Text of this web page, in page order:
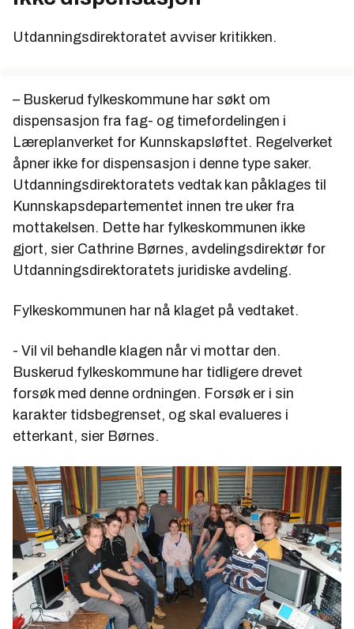
Utdanningsdirektoratet avviser kritikken.
– Buskerud fylkeskommune har søkt om
dispensasjon fra fag- og timefordelingen i
Læreplanverket for Kunnskapsløftet. Regelverket
åpner ikke for dispensasjon i denne type saker.
Utdanningsdirektoratets vedtak kan påklages til
Kunnskapsdepartementet innen tre uker fra
mottakelsen. Dette har fylkeskommunen ikke
gjort, sier Cathrine Børnes, avdelingsdirektør for
Utdanningsdirektoratets juridiske avdeling.
Fylkeskommunen har nå klaget på vedtaket.
- Vil vil behandle klagen når vi mottar den.
Buskerud fylkeskommune har tidligere drevet
forsøk med denne ordningen. Forsøk er i sin
karakter tidsbegrenset, og skal evalueres i
etterkant, sier Børnes.